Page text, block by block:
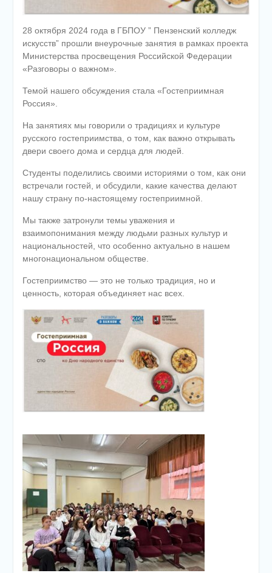
28 октября 2024 года в ГБПОУ ” Пензенский колледж
искусств” прошли внеурочные занятия в рамках проекта
Министерства просвещения Российской Федерации
«Разговоры о важном».
Темой нашего обсуждения стала «Гостеприимная
Россия».
На занятиях мы говорили о традициях и культуре
русского гостеприимства, о том, как важно открывать
двери своего дома и сердца для людей.
Студенты поделились своими историями о том, как они
встречали гостей, и обсудили, какие качества делают
нашу страну по-настоящему гостеприимной.
Мы также затронули темы уважения и
взаимопонимания между людьми разных культур и
национальностей, что особенно актуально в нашем
многонациональном обществе.
Гостеприимство — это не только традиция, но и
ценность, которая объединяет нас всех.